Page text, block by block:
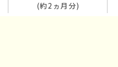
(約2ヵ月分)